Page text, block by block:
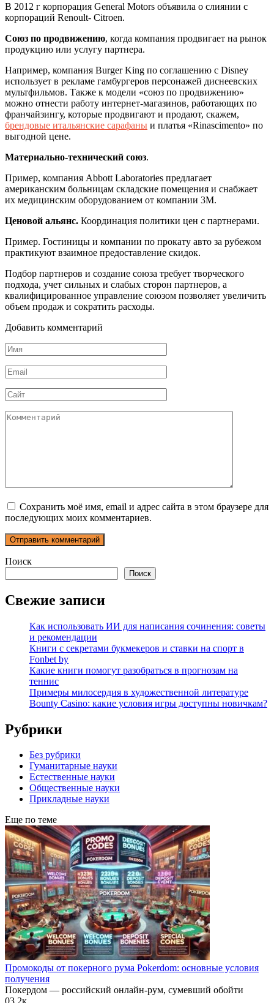
В 2012 г корпорация General Motors объявила о слиянии с
корпораций Renoult- Citroen.
Союз по продвижению, когда компания продвигает на рынок
продукцию или услугу партнера.
Например, компания Burger King по соглашению с Disney
использует в рекламе гамбургеров персонажей диснеевских
мультфильмов. Также к модели «союз по продвижению»
можно отнести работу интернет-магазинов, работающих по
франчайзингу, которые продвигают и продают, скажем,
брендовые итальянские сарафаны и платья «Rinascimento» по
выгодной цене.
Материально-технический союз.
Пример, компания Abbott Laboratories предлагает
американским больницам складские помещения и снабжает
их медицинским оборудованием от компании 3M.
Ценовой альянс. Координация политики цен с партнерами.
Пример. Гостиницы и компании по прокату авто за рубежом
практикуют взаимное предоставление скидок.
Подбор партнеров и создание союза требует творческого
подхода, учет сильных и слабых сторон партнеров, а
квалифицированное управление союзом позволяет увеличить
объем продаж и сократить расходы.
Добавить комментарий
Имя
*
Email
*
Сайт
Комментарий
Сохранить моё имя, email и адрес сайта в этом браузере для
последующих моих комментариев.
Поиск
Поиск
Свежие записи
Как использовать ИИ для написания сочинения: советы
и рекомендации
Книги с секретами букмекеров и ставки на спорт в
Fonbet by
Какие книги помогут разобраться в прогнозам на
теннис
Примеры милосердия в художественной литературе
Bounty Casino: какие условия игры доступны новичкам?
Рубрики
Без рубрики
Гуманитарные науки
Естественные науки
Общественные науки
Прикладные науки
Еще по теме
Промокоды от покерного рума Pokerdom: основные условия
получения
Покердом — российский онлайн-рум, сумевший обойти